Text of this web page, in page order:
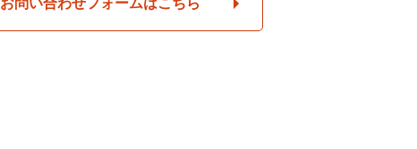
お問い合わせフォームはこちら